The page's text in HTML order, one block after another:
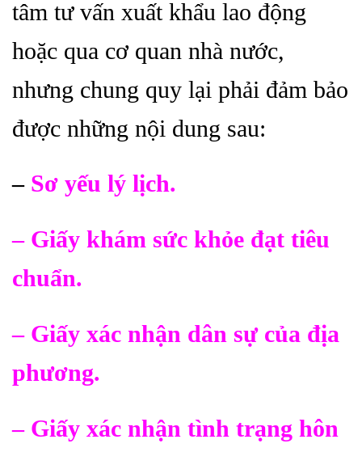
tâm tư vấn xuất khẩu lao động
hoặc qua cơ quan nhà nước,
nhưng chung quy lại phải đảm bảo
được những nội dung sau:
–Sơ yếu lý lịch.
– Giấy khám sức khỏe đạt tiêu
chuẩn.
– Giấy xác nhận dân sự của địa
phương.
– Giấy xác nhận tình trạng hôn